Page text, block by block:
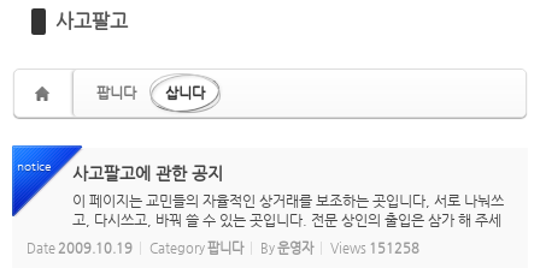
사고팔고
팝니다 삽니다
notice 사고팔고에 관한 공지
이 페이지는 교민들의 자율적인 상거래를 보조하는 곳입니다, 서로 나눠쓰
고, 다시쓰고, 바꿔 쓸 수 있는 곳입니다. 전문 상인의 출입은 삼가 해 주세
요. 또한, 도품은 취급하지 않습니다. 도품이라고 여기실 경우, 누구든 waik
atokoreanassociation@gmail.com...
Date 2009.10.19 Category팝니다 By운영자 Views 151258